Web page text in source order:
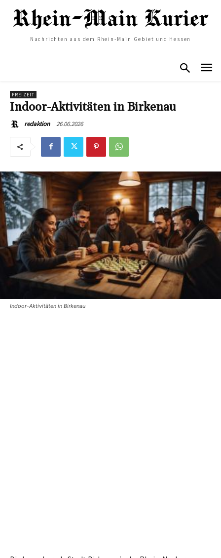
Nachrichten aus dem Rhein-Main Gebiet und Hessen
FREIZEIT
Indoor-Aktivitäten in Birkenau
redaktion 26.06.2026
Indoor-Aktivitäten in Birkenau